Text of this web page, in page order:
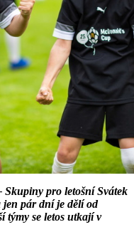
pro letošní Svátek
jen pár dní je dělí od
týmy se letos utkají v